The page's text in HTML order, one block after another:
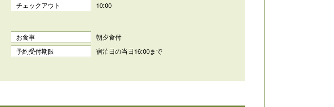
チェックアウト 10:00
お食事
朝夕食付
予約受付期限
宿泊日の当日16:00まで